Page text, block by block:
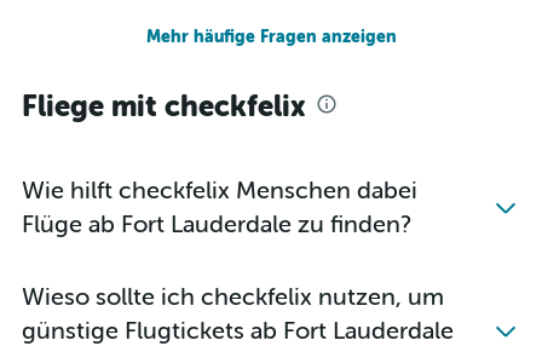
Mehr häufige Fragen anzeigen
Fliege mit checkfelix
Wie hilft checkfelix Menschen dabei
Flüge ab Fort Lauderdale zu finden?
Wieso sollte ich checkfelix nutzen, um
günstige Flugtickets ab Fort Lauderdale